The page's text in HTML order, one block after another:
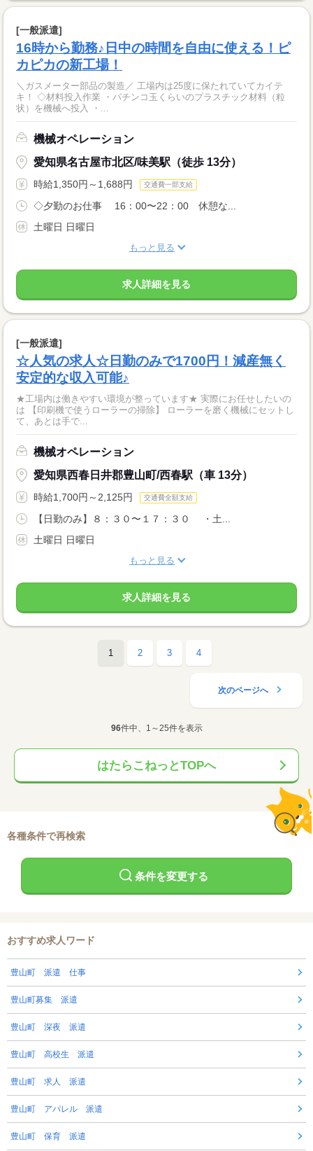
[一般派遣]
16時から勤務♪日中の時間を自由に使える！ピ
カピカの新工場！
＼ガスメーター部品の製造／ 工場内は25度に保たれていてカイテ
キ！ ◇材料投入作業 ・パチンコ玉くらいのプラスチック材料（粒
状）を機械へ投入 ・...
機械オペレーション
愛知県名古屋市北区/味美駅（徒歩 13分）
時給1,350円～1,688円 交通費一部支給
◇夕勤のお仕事 16：00〜22：00 休憩な...
土曜日 日曜日
もっと見る
求人詳細を見る
[一般派遣]
☆人気の求人☆日勤のみで1700円！減産無く
安定的な収入可能♪
★工場内は働きやすい環境が整っています★ 実際にお任せしたいの
は 【印刷機で使うローラーの掃除】 ローラーを磨く機械にセットし
て、あとは手で...
機械オペレーション
愛知県西春日井郡豊山町/西春駅（車 13分）
時給1,700円～2,125円 交通費全額支給
【日勤のみ】８：３０〜１７：３０ ・土...
土曜日 日曜日
もっと見る
求人詳細を見る
1 2 3 4
次のページへ
96件中、1～25件を表示
はたらこねっとTOPへ
各種条件で再検索
条件を変更する
おすすめ求人ワード
豊山町 派遣 仕事
豊山町募集 派遣
豊山町 深夜 派遣
豊山町 高校生 派遣
豊山町 求人 派遣
豊山町 アパレル 派遣
豊山町 保育 派遣